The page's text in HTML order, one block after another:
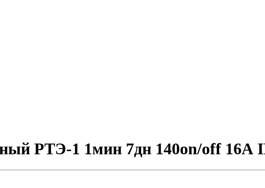
РТЭ-1 1мин 7дн 140on/off 16А